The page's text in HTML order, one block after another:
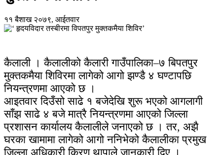
११ बैशाख २०७९, आईतवार
कैलाली । कैलालीको कैलारी गाउँपालिका–७ बिपतपुर
मुक्तकमैया शिविरमा लागेको आगो झण्डै ४ घण्टापछि
नियन्त्रणमा आएको छ ।
आइतवार दिउँसो साढे १ बजेदेखि शुरू भएको आगलागी
साँझ साढे ४ बजे मात्रै नियन्त्रणमा आएको जिल्ला
प्रशासन कार्यालय कैलालीले जनाएको छ । तर, अझै
घरका खामामा लागेको आगो ननिभेको कैलालीका प्रमुख
जिल्ला अधिकारी किरण थापाले जानकारी दिए ।